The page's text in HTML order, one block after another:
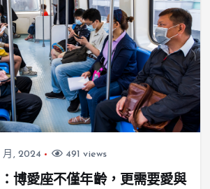
月, 2024 491 views
博愛座不僅年齡，更需要愛與